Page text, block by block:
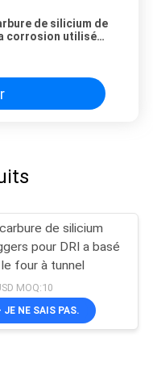
de silicium de
corrosion utilisé
de silicium
pour DRI a basé
four à tunnel
MOQ:10
JE NE SAIS PAS.